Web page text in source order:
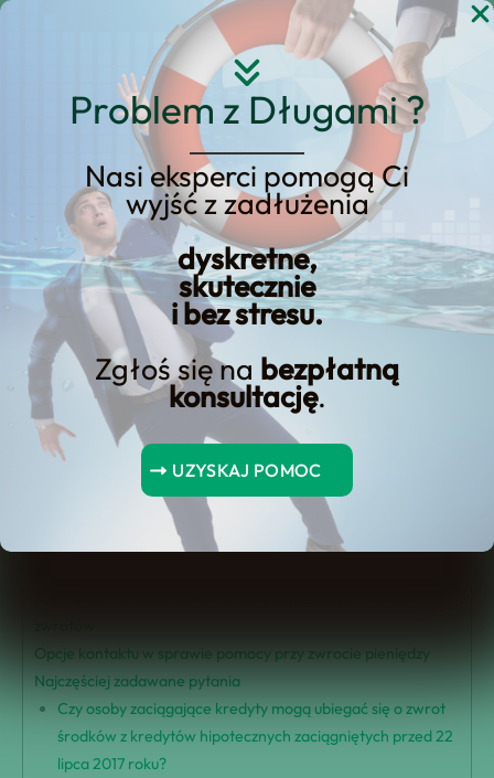
Problem z Długami ?
Nasi eksperci pomogą Ci
wyjść z zadłużenia
dyskretne,
skutecznie
i bez stresu.
Zgłoś się na bezpłatną
konsultację.
UZYSKAJ POMOC
Przejdź
Odblokuj oszczędności:
Zabezpiecz teraz zwrot z
kredytu hipotecznego
Spis Treści
Kryteria kwalifikowalności do zwrotu kredytu hipotecznego
Proces składania wniosku o zwrot środków
Korzyści z wczesnego złożenia wniosku o zwrot pieniędzy
Opcje kontaktu w sprawie pomocy przy zwrocie pieniędzy
Najczęściej zadawane pytania
Czy osoby zaciągające kredyty mogą ubiegać się o zwrot
środków z kredytów hipotecznych zaciągniętych przed 22
lipca 2017 roku?